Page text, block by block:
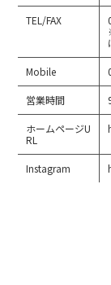
TEL/FAX
Mobile
営業時間
ホームページU
RL
Instagram